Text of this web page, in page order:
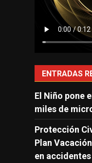
ENTRADAS
El Niño pone
miles de
Protección
Plan
en